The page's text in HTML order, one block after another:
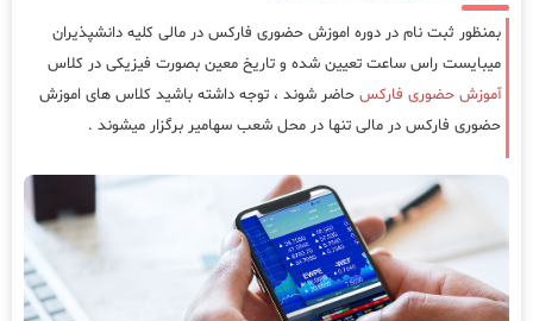
بمنظور ثبت نام در دوره اموزش حضوری فارکس در مالی کلیه دانشپذیران
میبایست راس ساعت تعیین شده و تاریخ معین بصورت فیزیکی در کلاس
آموزش حضوری فارکس حاضر شوند ، توجه داشته باشید کلاس های اموزش
حضوری فارکس در مالی تنها در محل شعب سهامیر برگزار میشوند .